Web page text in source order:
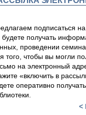
подписаться
будете получать
проведении
того, чтобы вы могли
на электронный
«включить в
оперативно
<